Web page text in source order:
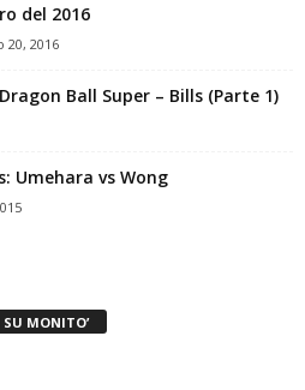
del 2016
20, 2016
Ball Super – Bills (Parte 1)
Umehara vs Wong
SU MONITO’